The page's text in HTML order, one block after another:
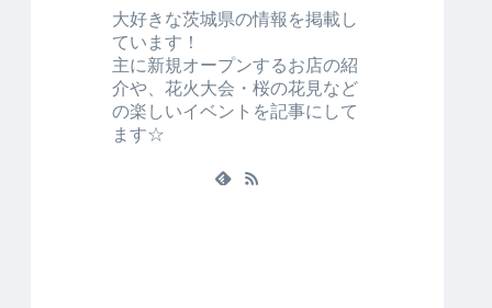
大好きな茨城県の情報を掲載し
ています！
主に新規オープンするお店の紹
介や、花火大会・桜の花見など
の楽しいイベントを記事にして
ます☆